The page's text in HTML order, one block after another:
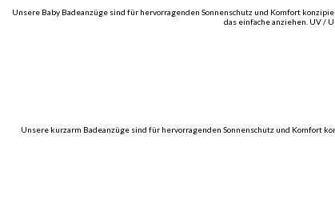
Unsere Baby Badeanzüge sind für hervorragenden Sonnenschutz und Komfort
das einfache anziehen. UV /
Unsere kurzarm Badeanzüge sind für hervorragenden Sonnenschutz und Komfort